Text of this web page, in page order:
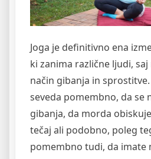
Joga je definitivno ena
ki zanima različne ljudi,
način gibanja in
seveda pomembno, da se
gibanja, da morda
tečaj ali podobno, poleg
pomembno tudi, da imate